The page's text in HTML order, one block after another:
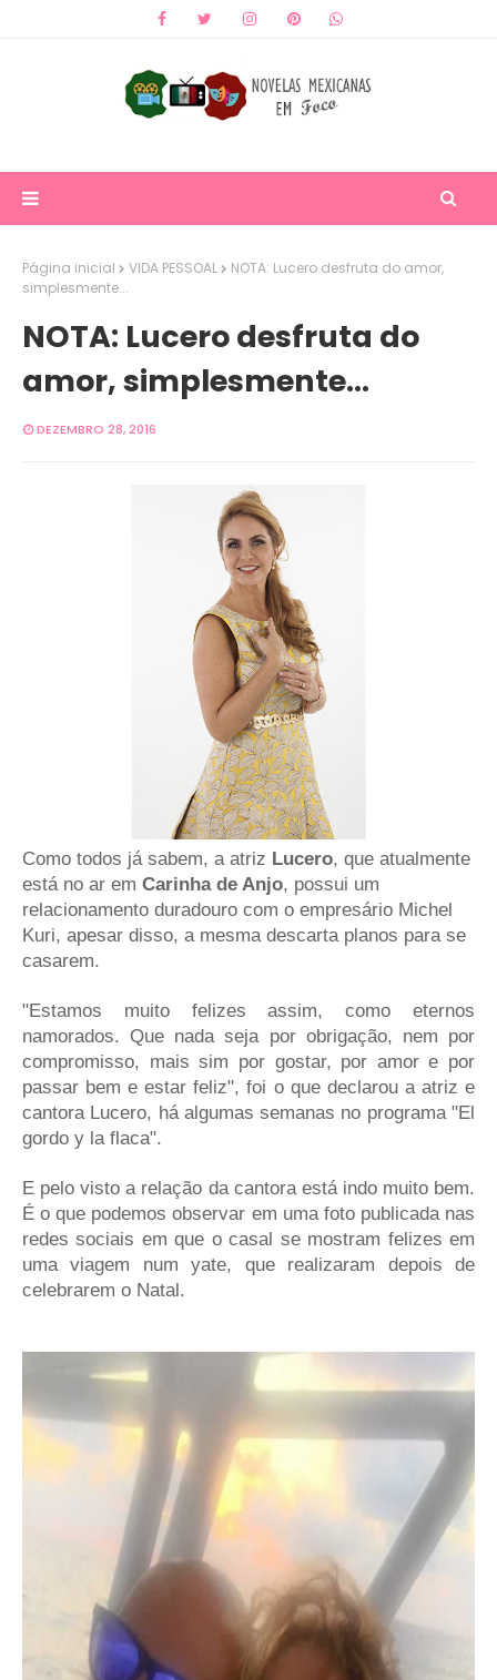
Página inicial VIDA PESSOAL
NOTA: Lucero desfruta do amor,
simplesmente...
NOTA: Lucero desfruta do
amor, simplesmente...
DEZEMBRO 28, 2016
Como todos já sabem, a atriz Lucero, que atualmente
está no ar em Carinha de Anjo, possui um
relacionamento duradouro com o empresário Michel
Kuri, apesar disso, a mesma descarta planos para se
casarem.
"Estamos muito felizes assim, como eternos
namorados. Que nada seja por obrigação, nem por
compromisso, mais sim por gostar, por amor e por
passar bem e estar feliz", foi o que declarou a atriz e
cantora Lucero, há algumas semanas no programa "El
gordo y la flaca".
E pelo visto a relação da cantora está indo muito bem.
É o que podemos observar em uma foto publicada nas
redes sociais em que o casal se mostram felizes em
uma viagem num yate, que realizaram depois de
celebrarem o Natal.